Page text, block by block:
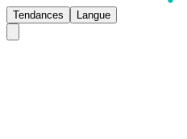
Tendances Langue